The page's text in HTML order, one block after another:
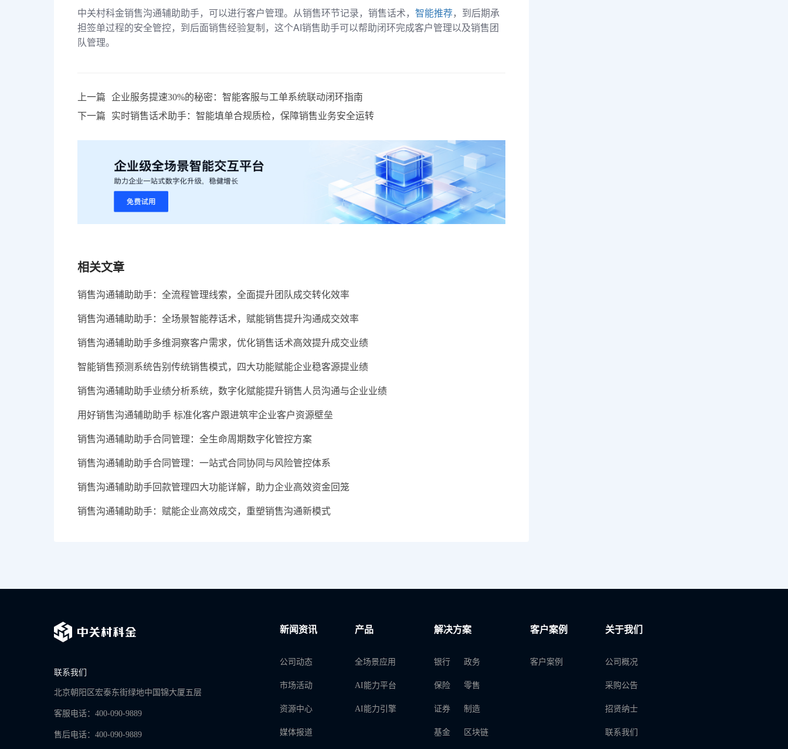
中关村科金销售沟通辅助助手，可以进行客户管理。从销售环节记录，销售话术， 智能推荐，到后期承
担签单过程的安全管控，到后面销售经验复制，这个AI销售助手可以帮助闭环完成客户管理以及销售团
队管理。
上一篇
企业服务提速30%的秘密：智能客服与工单系统联动闭环指南
下一篇
实时销售话术助手：智能填单合规质检，保障销售业务安全运转
相关文章
销售沟通辅助助手：全流程管理线索，全面提升团队成交转化效率
销售沟通辅助助手：全场景智能荐话术，赋能销售提升沟通成交效率
销售沟通辅助助手多维洞察客户需求，优化销售话术高效提升成交业绩
智能销售预测系统告别传统销售模式，四大功能赋能企业稳客源提业绩
销售沟通辅助助手业绩分析系统，数字化赋能提升销售人员沟通与企业业绩
用好销售沟通辅助助手 标准化客户跟进筑牢企业客户资源壁垒
销售沟通辅助助手合同管理：全生命周期数字化管控方案
销售沟通辅助助手合同管理：一站式合同协同与风险管控体系
销售沟通辅助助手回款管理四大功能详解，助力企业高效资金回笼
销售沟通辅助助手：赋能企业高效成交，重塑销售沟通新模式
联系我们
北京朝阳区宏泰东街绿地中国锦大厦五层
客服电话：400-090-9889
售后电话：400-090-9889
新闻资讯
公司动态
市场活动
资源中心
媒体报道
产品
全场景应用
AI能力平台
AI能力引擎
解决方案
银行
保险
证券
基金
政务
零售
制造
区块链
客户案例
客户案例
关于我们
公司概况
采购公告
招贤纳士
联系我们